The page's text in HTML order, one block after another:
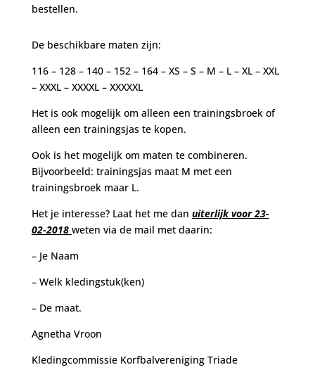
bestellen.
De beschikbare maten zijn:
116 – 128 – 140 – 152 – 164 – XS – S – M – L – XL – XXL
– XXXL – XXXXL – XXXXXL
Het is ook mogelijk om alleen een trainingsbroek of
alleen een trainingsjas te kopen.
Ook is het mogelijk om maten te combineren.
Bijvoorbeeld: trainingsjas maat M met een
trainingsbroek maar L.
Het je interesse? Laat het me dan uiterlijk voor 23-
02-2018 weten via de mail met daarin:
– Je Naam
– Welk kledingstuk(ken)
– De maat.
Agnetha Vroon
Kledingcommissie Korfbalvereniging Triade